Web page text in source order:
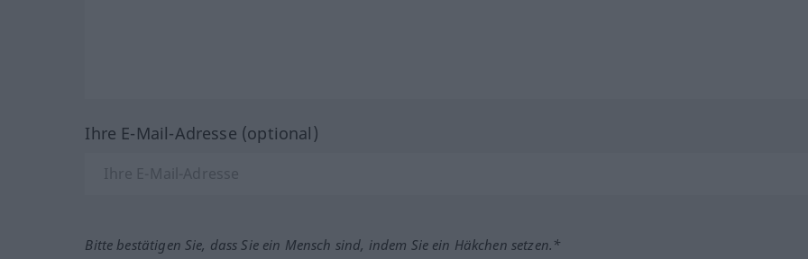
Ihre E-Mail-Adresse (optional)
Bitte bestätigen Sie, dass Sie ein Mensch sind, indem Sie ein Häkchen setzen.*